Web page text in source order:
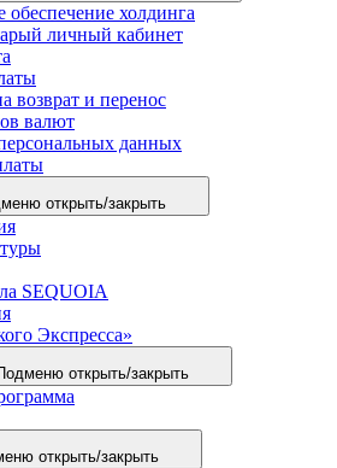
холдинга
личный кабинет
возврат и перенос
валют
данных
открыть/закрыть
SEQUOIA
Экспресса»
открыть/закрыть
открыть/закрыть